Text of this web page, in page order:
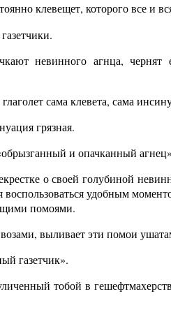
клевещет, которого все и
невинного агнца, чернят
сама клевета, сама
грязная.
и опачканный
о своей голубиной
воспользоваться удобным
помоями.
выливает эти помои
газетчик».
тобой в